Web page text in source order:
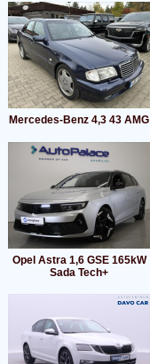
Mercedes-Benz 4,3 43 AMG
Opel Astra 1,6 GSE 165kW
Sada Tech+